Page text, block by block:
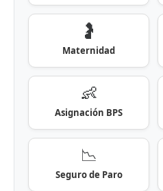
🤰
Maternidad
👶
Asignación BPS
📉
Seguro de Paro